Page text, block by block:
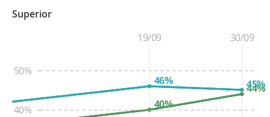
Superior
40%
50%
19/09 30/09
44%
46%
40%
45%